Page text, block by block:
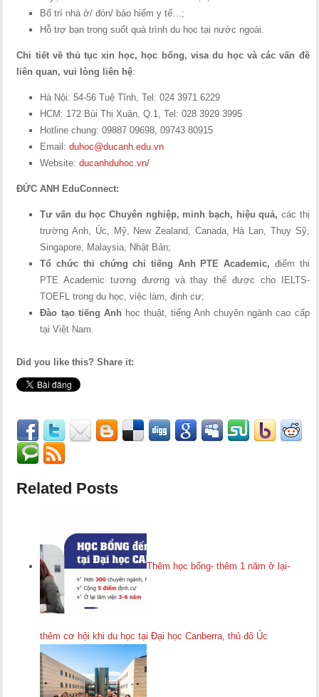
Bố trí nhà ở/ đón/ bảo hiểm y tế…;
Hỗ trợ bạn trong suốt quá trình du học tại nước ngoài.
Chi tiết về thủ tục xin học, học bổng, visa du học và các vấn đề
liên quan, vui lòng liên hệ:
Hà Nội: 54-56 Tuệ Tĩnh, Tel: 024 3971 6229
HCM: 172 Bùi Thị Xuân, Q.1, Tel: 028 3929 3995
Hotline chung: 09887 09698, 09743 80915
Email:duhoc@ducanh.edu.vn
Website:ducanhduhoc.vn/
ĐỨC ANH EduConnect:
Tư vấn du học Chuyên nghiệp, minh bạch, hiệu quả, các thị
trường Anh, Úc, Mỹ, New Zealand, Canada, Hà Lan, Thụy Sỹ,
Singapore, Malaysia, Nhật Bản;
Tổ chức thi chứng chỉ tiếng Anh PTE Academic, điểm thi
PTE Academic tương đương và thay thế được cho IELTS-
TOEFL trong du học, việc làm, định cư;
Đào tạo tiếng Anh học thuật, tiếng Anh chuyên ngành cao cấp
tại Việt Nam.
Did you like this? Share it:
Related Posts
Thêm học bổng- thêm 1 năm ở lại-
thêm cơ hội khi du học tại Đại học Canberra, thủ đô Úc